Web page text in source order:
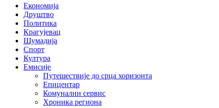
Економија
Друштво
Политика
Крагујевац
Шумадија
Спорт
Култура
Емисије
Путешествије до срца хоризонта
Епицентар
Комунални сервис
Хроника региона